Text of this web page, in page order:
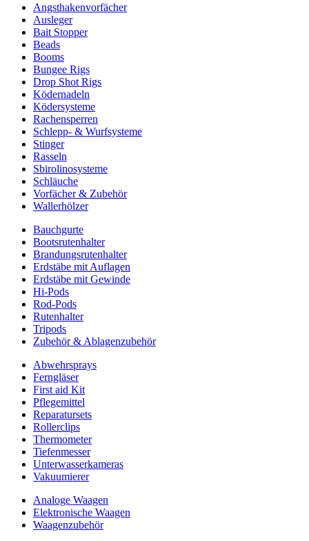
Angsthakenvorfächer
Ausleger
Bait Stopper
Beads
Booms
Bungee Rigs
Drop Shot Rigs
Ködernadeln
Ködersysteme
Rachensperren
Schlepp- & Wurfsysteme
Stinger
Rasseln
Sbirolinosysteme
Schläuche
Vorfächer & Zubehör
Wallerhölzer
Bauchgurte
Bootsrutenhalter
Brandungsrutenhalter
Erdstäbe mit Auflagen
Erdstäbe mit Gewinde
Hi-Pods
Rod-Pods
Rutenhalter
Tripods
Zubehör & Ablagenzubehör
Abwehrsprays
Ferngläser
First aid Kit
Pflegemittel
Reparatursets
Rollerclips
Thermometer
Tiefenmesser
Unterwasserkameras
Vakuumierer
Analoge Waagen
Elektronische Waagen
Waagenzubehör